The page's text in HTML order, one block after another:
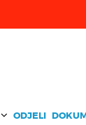
ODJELI